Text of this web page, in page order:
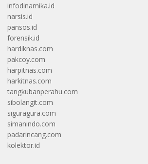
infodinamika.id
narsis.id
pansos.id
forensik.id
hardiknas.com
pakcoy.com
harpitnas.com
harkitnas.com
tangkubanperahu.com
sibolangit.com
siguragura.com
simanindo.com
padarincang.com
kolektor.id